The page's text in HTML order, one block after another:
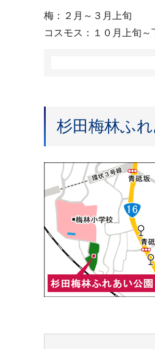
梅：２月～３月上旬
コスモス：１０月上旬
杉田梅林ふ